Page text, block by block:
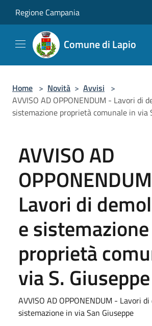
Regione Campania
Comune di Lapio
Home > Novità > Avvisi >
AVVISO AD OPPONENDUM - Lavori di
sistemazione proprietà comunale in via
AVVISO AD
Lavori di
e sistemazione
proprietà
via S. Giuseppe
AVVISO AD OPPONENDUM - Lavori
sistemazione in via San Giuseppe